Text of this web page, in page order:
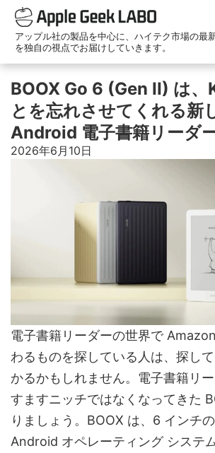
アップル社の製品を中心に、ハイテク市場の最
を独自の視点でお届けしていきます。
BOOX Go 6 (Gen II) は
とを忘れさせてくれる新
Android 電子書籍リーダ
2026年6月10日
電子書籍リーダーの世界で
わるものを探している人は、探し
かるかもしれません。電子書籍リ
すますニッチではなくなってきた
りましょう。BOOX は、6 インチの
Android オペレーティング システ